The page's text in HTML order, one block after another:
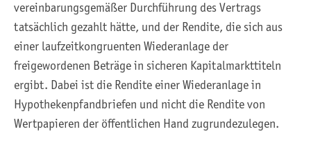
vereinbarungsgemäßer Durchführung des Vertrags
tatsächlich gezahlt hätte, und der Rendite, die sich aus
einer laufzeitkongruenten Wiederanlage der
freigewordenen Beträge in sicheren Kapitalmarkttiteln
ergibt. Dabei ist die Rendite einer Wiederanlage in
Hypothekenpfandbriefen und nicht die Rendite von
Wertpapieren der öffentlichen Hand zugrundezulegen.